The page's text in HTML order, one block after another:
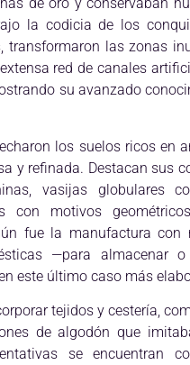
la codicia de los
transformaron las zonas
red de canales
su avanzado
los suelos ricos en
y refinada. Destacan sus
vasijas globulares
con motivos
fue la manufactura con
—para almacenar
este último caso más
tejidos y cestería,
de algodón que
se encuentran